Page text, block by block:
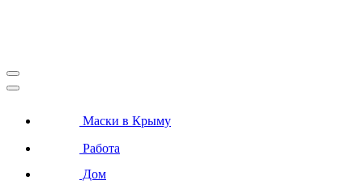
Маски в Крыму
Работа
Дом